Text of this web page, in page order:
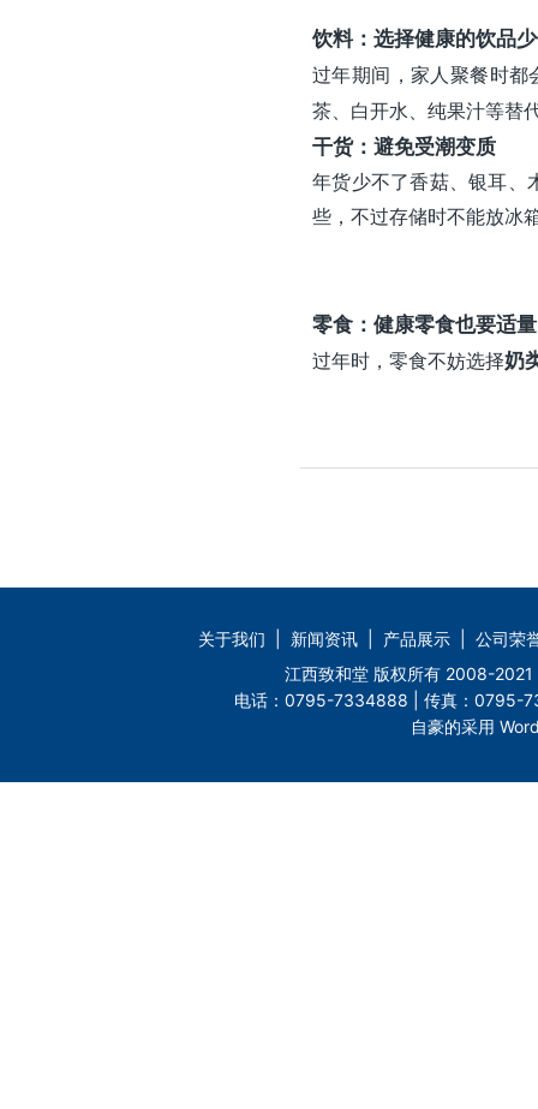
饮料：选择健康的饮品
过年期间，家人聚餐时都
茶、白开水、纯果汁等替
干货：避免受潮变质
年货少不了香菇、银耳、
些，不过存储时不能放冰
零食：健康零食也要适量
过年时，零食不妨选择奶
关于我们 新闻资讯 产品展示
公司荣
江西致和堂 版权所有 2008-
电话：0795-7334888 | 传真：0795-
自豪的采用